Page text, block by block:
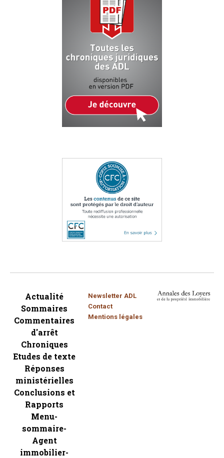
Actualité
Sommaires
Commentaires
d'arrêt
Chroniques
Etudes de texte
Réponses
ministérielles
Conclusions et
Rapports
Menu-
sommaire-
Agent
immobilier-
Newsletter ADL
Contact
Mentions légales